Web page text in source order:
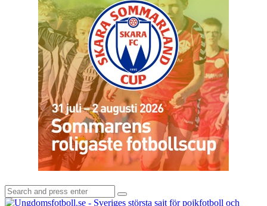
Search
for:
Search